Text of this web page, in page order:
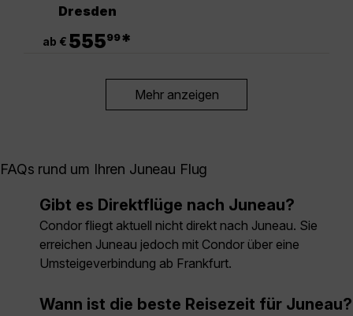
Dresden
ab € 55599*
Mehr anzeigen
FAQs rund um Ihren Juneau Flug
Gibt es Direktflüge nach Juneau?
Condor fliegt aktuell nicht direkt nach Juneau. Sie
erreichen Juneau jedoch mit Condor über eine
Umsteigeverbindung ab Frankfurt.
Wann ist die beste Reisezeit für Juneau?